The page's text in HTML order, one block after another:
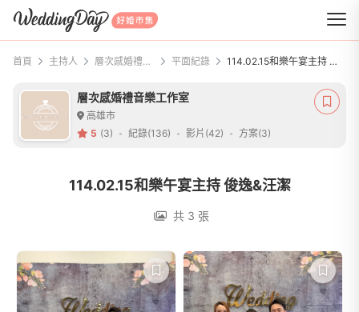
WeddingDay 好婚市集
首頁 主持人 層次感婚禮音樂工作室 平面紀錄 114.02.15和樂午宴主持 俊逸&汪潔
層次感婚禮音樂工作室
高雄市
5 (3) 紀錄(136) 影片(42) 方案(3)
114.02.15和樂午宴主持 俊逸&汪潔
共 3 張